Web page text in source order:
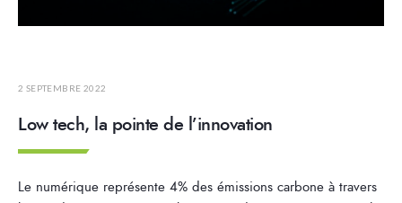
2 SEPTEMBRE 2022
Low tech, la pointe de l’innovation
Le numérique représente 4% des émissions carbone à travers